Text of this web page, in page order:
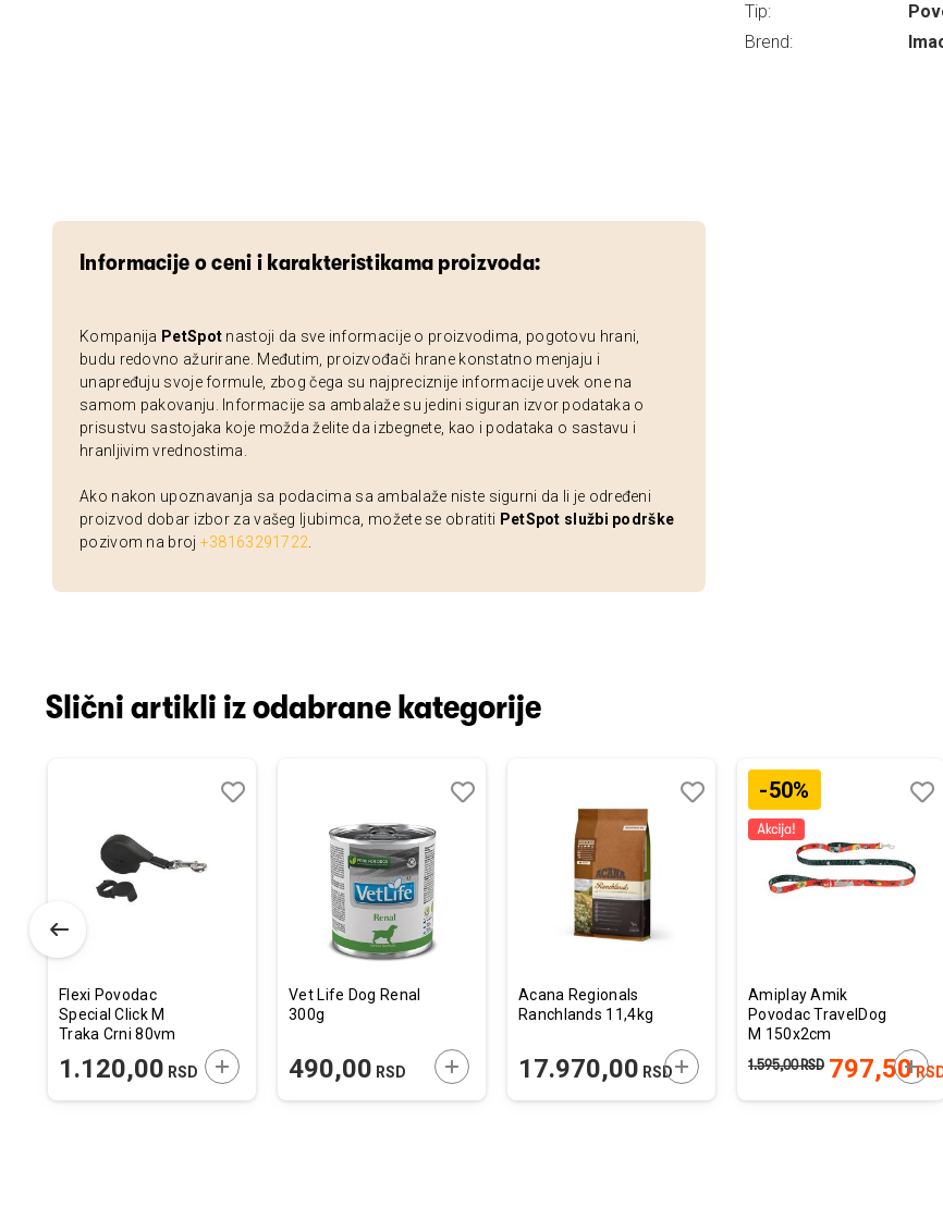
Informacije o ceni i karakteristikama proizvoda:
Kompanija PetSpot nastoji da sve informacije o proizvodima, pogotovu hrani,
budu redovno ažurirane. Međutim, proizvođači hrane konstatno menjaju i
unapređuju svoje formule, zbog čega su najpreciznije informacije uvek one na
samom pakovanju. Informacije sa ambalaže su jedini siguran izvor podataka o
prisustvu sastojaka koje možda želite da izbegnete, kao i podataka o sastavu i
hranljivim vrednostima.
Ako nakon upoznavanja sa podacima sa ambalaže niste sigurni da li je određeni
proizvod dobar izbor za vašeg ljubimca, možete se obratiti PetSpot službi podrške
pozivom na broj +38163291722
Tip:
Brend:
Slični artikli iz odabrane kategorije
U KORPU
Flexi Povodac
Special Click M
Traka Crni 80vm
1.120,00 RSD DODAJTE U KORPU
Vet Life Dog Renal
300g
490,00 RSD DODAJTE U KORPU
Acana Regionals
Ranchlands 11,4kg
17.970,00 RSDDODAJTE U KORPU
-50%
Amiplay Amik
Povodac TravelDog
M 150x2cm
797,50
1.595,00RSD
želja